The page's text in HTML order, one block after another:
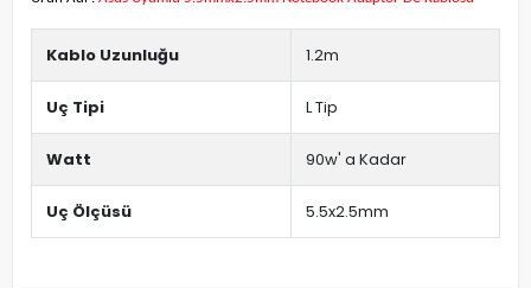
Kablo Uzunluğu 1.2m
Uç Tipi L Tip
Watt 90w' a Kadar
Uç Ölçüsü 5.5x2.5mm